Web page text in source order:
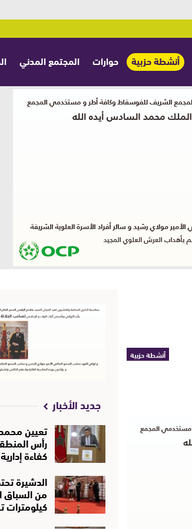
أنشطة حزبية حوارات المجتمع المدني
أنشطة حزبية
جديد الأخبار
تعيين
رأس
كفاءة
الدشيرة
كيلومترات